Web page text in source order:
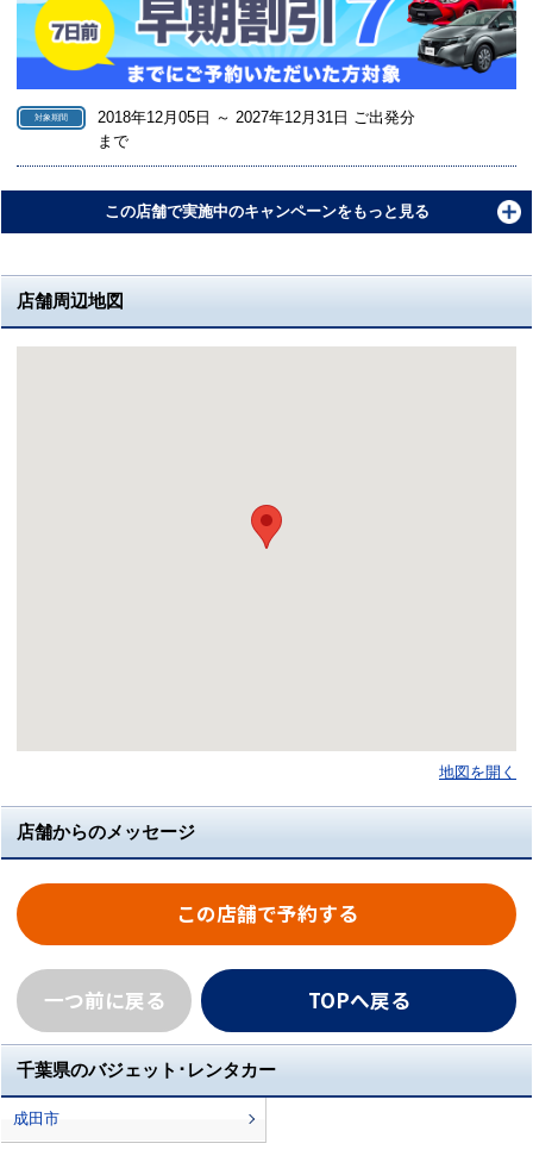
対象期間
2018年12月05日 ～ 2027年12月31日 ご出発分
まで
この店舗で実施中のキャンペーンをもっと見る
店舗周辺地図
地図を開く
店舗からのメッセージ
この店舗で予約する
一つ前に戻る TOPへ戻る
千葉県のバジェット･レンタカー
成田市